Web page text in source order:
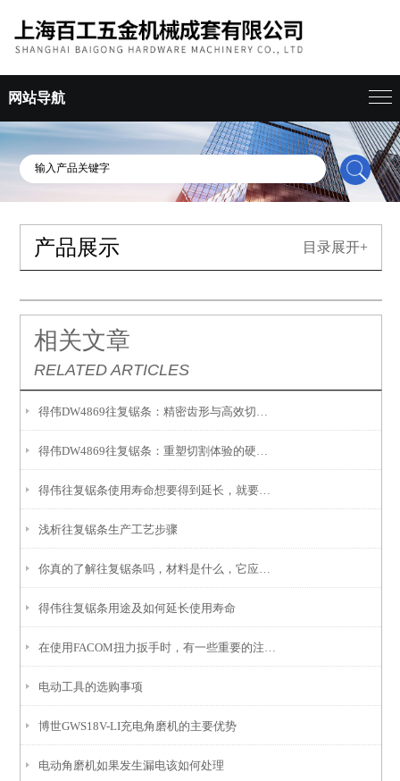
网站导航
产品展示 目录展开+
相关文章
RELATED ARTICLES
浅析往复锯条生产工艺步骤
得伟往复锯条用途及如何延长使用寿命
电动工具的选购事项
博世GWS18V-LI充电角磨机的主要优势
电动角磨机如果发生漏电该如何处理